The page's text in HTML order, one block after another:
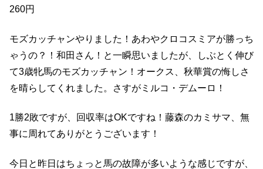
260円
モズカッチャンやりました！あわやクロコスミアが勝っち
ゃうの？！和田さん！と一瞬思いましたが、しぶとく伸び
て3歳牝馬のモズカッチャン！オークス、秋華賞の悔しさ
を晴らしてくれました。さすがミルコ・デムーロ！
1勝2敗ですが、回収率はOKですね！藤森のカミサマ、無
事に周れてありがとうございます！
今日と昨日はちょっと馬の故障が多いような感じですが、